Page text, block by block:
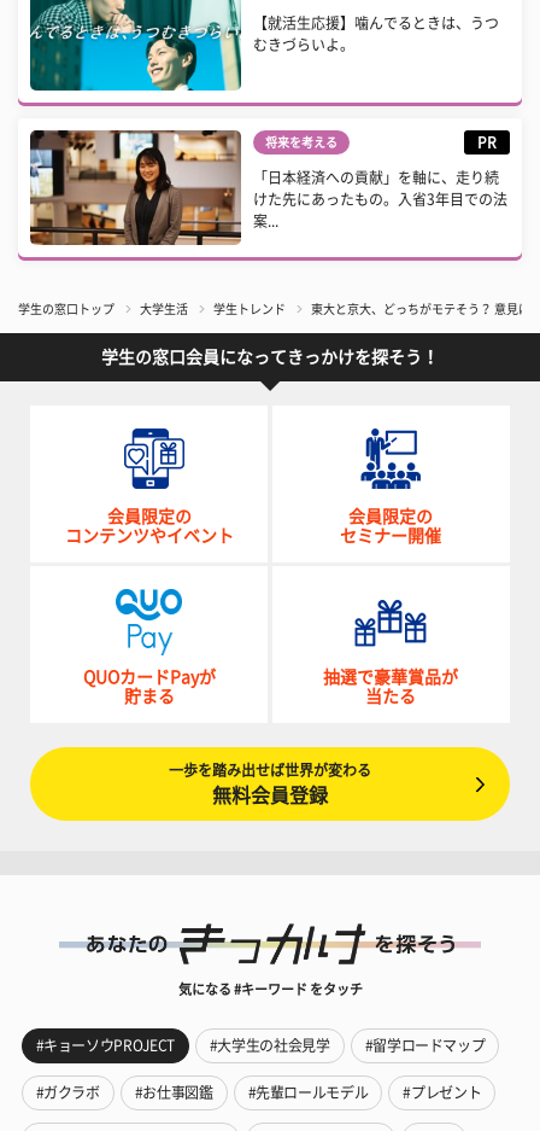
【就活生応援】噛んでるときは、うつ
むきづらいよ。
将来を考える PR
「日本経済への貢献」を軸に、走り続
けた先にあったもの。入省3年目での法
案...
学生の窓口トップ 大学生活 学生トレンド 東大と京大、どっちがモテそう？ 意見
学生の窓口会員になってきっかけを探そう！
会員限定の
コンテンツやイベント
会員限定の
セミナー開催
QUOカードPayが
貯まる
抽選で豪華賞品が
当たる
一歩を踏み出せば世界が変わる
無料会員登録
気になる #キーワード をタッチ
#キョーソウPROJECT #大学生の社会見学 #留学ロードマップ
#ガクラボ #お仕事図鑑 #先輩ロールモデル #プレゼント